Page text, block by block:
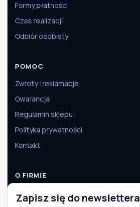
Formy płatności
Czas realizacji
Odbiór osobisty
POMOC
Zwroty i reklamacje
Gwarancja
Regulamin sklepu
Polityka prywatności
Kontakt
O FIRMIE
O nas
Zapisz się do newslettera